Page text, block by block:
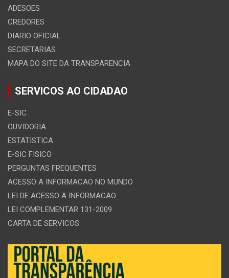
ADESOES
CREDORES
DIARIO OFICIAL
SECRETARIAS
MAPA DO SITE DA TRANSPARENCIA
SERVICOS AO CIDADAO
E-SIC
OUVIDORIA
ESTATISTICA
E-SIC FISICO
PERGUNTAS FREQUENTES
ACESSO A INFORMACAO NO MUNDO
LEI DE ACESSO A INFORMACAO
LEI COMPLEMENTAR 131-2009
CARTA DE SERVICOS